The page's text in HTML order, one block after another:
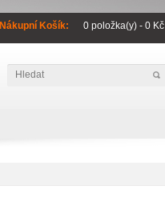
Nákupní Košík: 0 položka(y) - 0 Kč